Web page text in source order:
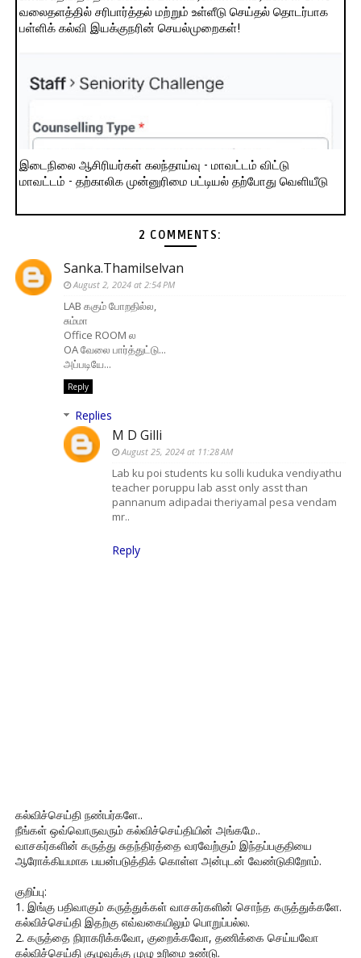
வலைதளத்தில் சரிபார்த்தல் மற்றும் உள்ளீடு செய்தல் தொடர்பாக
பள்ளிக் கல்வி இயக்குநரின் செயல்முறைகள்!
இடைநிலை ஆசிரியர்கள் கலந்தாய்வு - மாவட்டம் விட்டு
மாவட்டம் - தற்காலிக முன்னுரிமை பட்டியல் தற்போது வெளியீடு
2 COMMENTS:
Sanka.Thamilselvan
August 2, 2024 at 2:54 PM
LAB ககும் போறதில்ல,
சும்மா
Office ROOM ல
OA வேலை பார்த்துட்டு...
அப்படியே...
Reply
Replies
M D Gilli
August 25, 2024 at 11:28 AM
Lab ku poi students ku solli kuduka vendiyathu
teacher poruppu lab asst only asst than
pannanum adipadai theriyamal pesa vendam
mr..
Reply
கல்விச்செய்தி நண்பர்களே..
நீங்கள் ஒவ்வொருவரும் கல்விச்செய்தியின் அங்கமே..
வாசகர்களின் கருத்து சுதந்திரத்தை வரவேற்கும் இந்தப்பகுதியை
ஆரோக்கியமாக பயன்படுத்திக் கொள்ள அன்புடன் வேண்டுகிறோம்.
குறிப்பு:
1. இங்கு பதிவாகும் கருத்துக்கள் வாசகர்களின் சொந்த கருத்துக்களே.
கல்விச்செய்தி இதற்கு எவ்வகையிலும் பொறுப்பல்ல.
2. கருத்தை நிராகரிக்கவோ, குறைக்கவோ, தணிக்கை செய்யவோ
கல்விச்செய்தி குழுவுக்கு முழு உரிமை உண்டு.